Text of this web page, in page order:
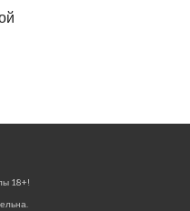
18+!